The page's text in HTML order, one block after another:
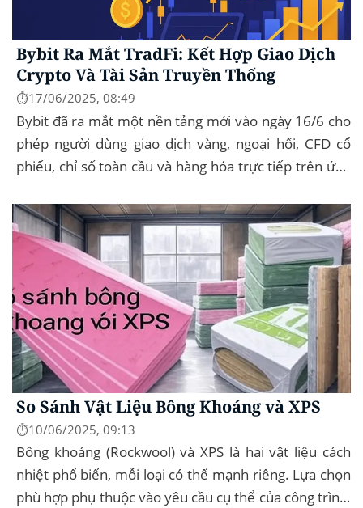
Bybit Ra Mắt TradFi: Kết Hợp Giao Dịch
Crypto Và Tài Sản Truyền Thống
⏱️17/06/2025, 08:49
Bybit đã ra mắt một nền tảng mới vào ngày 16/6 cho
phép người dùng giao dịch vàng, ngoại hối, CFD cổ
phiếu, chỉ số toàn cầu và hàng hóa trực tiếp trên ứng
So Sánh Vật Liệu Bông Khoáng và XPS
⏱️10/06/2025, 09:13
Bông khoáng (Rockwool) và XPS là hai vật liệu cách
nhiệt phổ biến, mỗi loại có thế mạnh riêng. Lựa chọn
phù hợp phụ thuộc vào yêu cầu cụ thể của công trình,